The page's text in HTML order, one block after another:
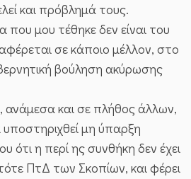
και πρόβλημά τους.
μου τέθηκε δεν είναι του
σε κάποιο μέλλον, στο
βούληση ακύρωσης
ανάμεσα και σε πλήθος άλλων,
υποστηριχθεί μη ύπαρξη
ότι η περί ης συνθήκη δεν έχει
ΠτΔ των Σκοπίων, και φέρει